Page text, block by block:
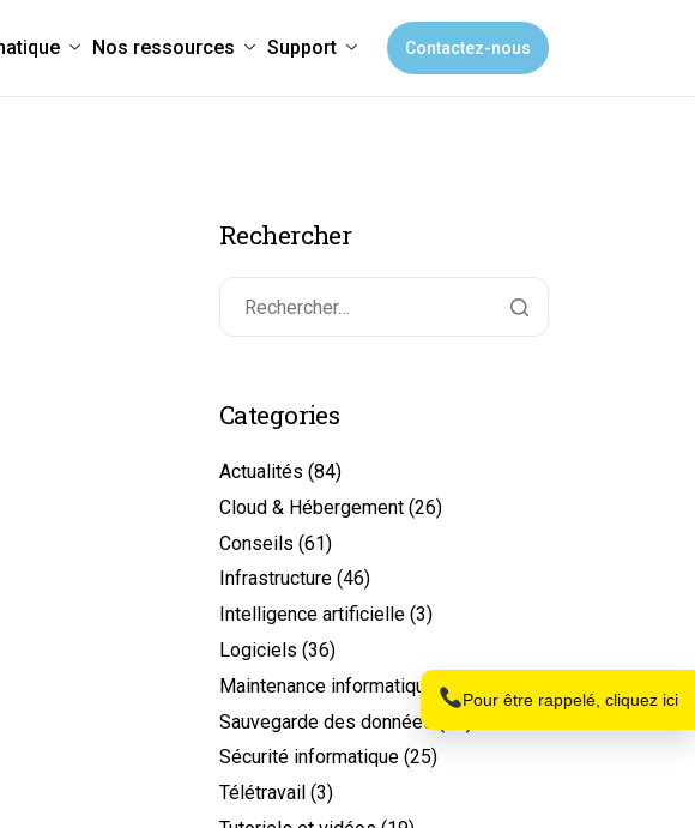
Pour être rappelé, cliquez ici
Téléphone
Nos ressources Support Contactez-nous
Rechercher
Categories
Actualités (84)
Cloud & Hébergement (26)
Conseils (61)
Infrastructure (46)
Intelligence artificielle (3)
Logiciels (36)
Maintenance informatique
(26)
Sauvegarde des données
Sécurité informatique (25)
Télétravail (3)